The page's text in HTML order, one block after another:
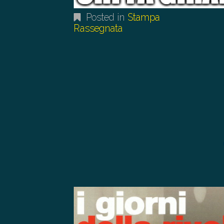
Posted in Stampa
Rassegnata